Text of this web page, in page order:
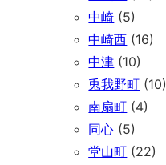
中崎 (5)
中崎西 (16)
中津 (10)
兎我野町 (10)
南扇町 (4)
同心 (5)
堂山町 (22)